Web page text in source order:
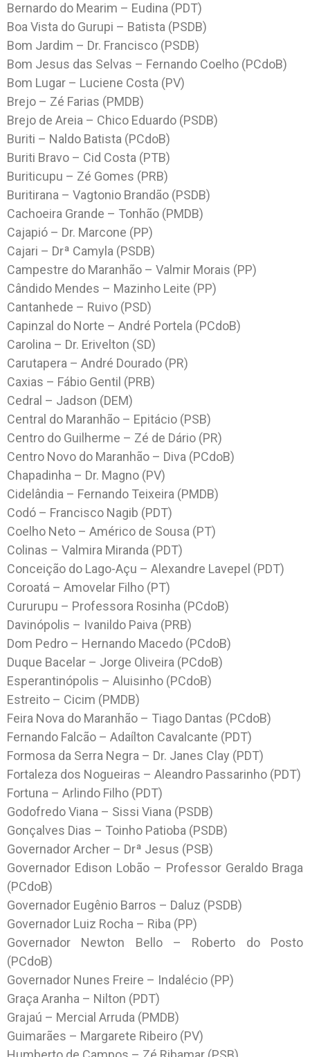
Bernardo do Mearim – Eudina (PDT)
Boa Vista do Gurupi – Batista (PSDB)
Bom Jardim – Dr. Francisco (PSDB)
Bom Jesus das Selvas – Fernando Coelho (PCdoB)
Bom Lugar – Luciene Costa (PV)
Brejo – Zé Farias (PMDB)
Brejo de Areia – Chico Eduardo (PSDB)
Buriti – Naldo Batista (PCdoB)
Buriti Bravo – Cid Costa (PTB)
Buriticupu – Zé Gomes (PRB)
Buritirana – Vagtonio Brandão (PSDB)
Cachoeira Grande – Tonhão (PMDB)
Cajapió – Dr. Marcone (PP)
Cajari – Drª Camyla (PSDB)
Campestre do Maranhão – Valmir Morais (PP)
Cândido Mendes – Mazinho Leite (PP)
Cantanhede – Ruivo (PSD)
Capinzal do Norte – André Portela (PCdoB)
Carolina – Dr. Erivelton (SD)
Carutapera – André Dourado (PR)
Caxias – Fábio Gentil (PRB)
Cedral – Jadson (DEM)
Central do Maranhão – Epitácio (PSB)
Centro do Guilherme – Zé de Dário (PR)
Centro Novo do Maranhão – Diva (PCdoB)
Chapadinha – Dr. Magno (PV)
Cidelândia – Fernando Teixeira (PMDB)
Codó – Francisco Nagib (PDT)
Coelho Neto – Américo de Sousa (PT)
Colinas – Valmira Miranda (PDT)
Conceição do Lago-Açu – Alexandre Lavepel (PDT)
Coroatá – Amovelar Filho (PT)
Cururupu – Professora Rosinha (PCdoB)
Davinópolis – Ivanildo Paiva (PRB)
Dom Pedro – Hernando Macedo (PCdoB)
Duque Bacelar – Jorge Oliveira (PCdoB)
Esperantinópolis – Aluisinho (PCdoB)
Estreito – Cicim (PMDB)
Feira Nova do Maranhão – Tiago Dantas (PCdoB)
Fernando Falcão – Adaílton Cavalcante (PDT)
Formosa da Serra Negra – Dr. Janes Clay (PDT)
Fortaleza dos Nogueiras – Aleandro Passarinho (PDT)
Fortuna – Arlindo Filho (PDT)
Godofredo Viana – Sissi Viana (PSDB)
Gonçalves Dias – Toinho Patioba (PSDB)
Governador Archer – Drª Jesus (PSB)
Governador Edison Lobão – Professor Geraldo Braga
(PCdoB)
Governador Eugênio Barros – Daluz (PSDB)
Governador Luiz Rocha – Riba (PP)
Governador Newton Bello – Roberto do Posto
(PCdoB)
Governador Nunes Freire – Indalécio (PP)
Graça Aranha – Nilton (PDT)
Grajaú – Mercial Arruda (PMDB)
Guimarães – Margarete Ribeiro (PV)